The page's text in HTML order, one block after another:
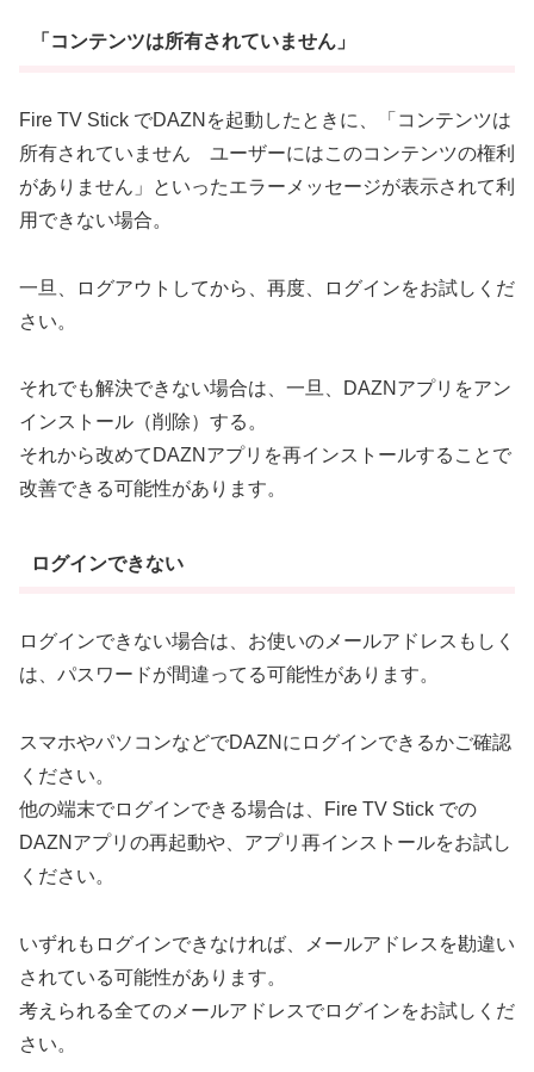
「コンテンツは所有されていません」
Fire TV Stick でDAZNを起動したときに、「コンテンツは
所有されていません ユーザーにはこのコンテンツの権利
がありません」といったエラーメッセージが表示されて利
用できない場合。
一旦、ログアウトしてから、再度、ログインをお試しくだ
さい。
それでも解決できない場合は、一旦、DAZNアプリをアン
インストール（削除）する。
それから改めてDAZNアプリを再インストールすることで
改善できる可能性があります。
ログインできない
ログインできない場合は、お使いのメールアドレスもしく
は、パスワードが間違ってる可能性があります。
スマホやパソコンなどでDAZNにログインできるかご確認
ください。
他の端末でログインできる場合は、Fire TV Stick での
DAZNアプリの再起動や、アプリ再インストールをお試し
ください。
いずれもログインできなければ、メールアドレスを勘違い
されている可能性があります。
考えられる全てのメールアドレスでログインをお試しくだ
さい。